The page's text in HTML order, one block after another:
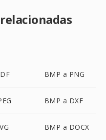
BMP a PNG
BMP a DXF
BMP a DOCX